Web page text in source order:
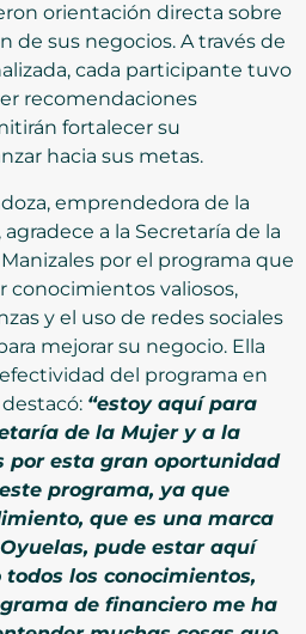
orientación directa sobre
de sus negocios. A través de
cada participante tuvo
recomendaciones
fortalecer su
hacia sus metas.
emprendedora de la
a la Secretaría de la
por el programa que
conocimientos valiosos,
y el uso de redes sociales
mejorar su negocio. Ella
del programa en
“estoy aquí para
de la Mujer y a la
por esta gran oportunidad
programa, ya que
que es una marca
pude estar aquí
los conocimientos,
de financiero me ha